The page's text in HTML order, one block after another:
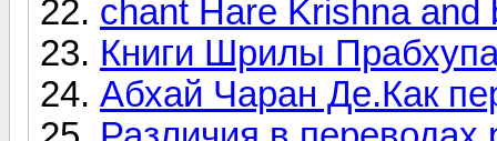
chant Hare Krishna and
Книги Шрилы
Абхай Чаран Де.Как